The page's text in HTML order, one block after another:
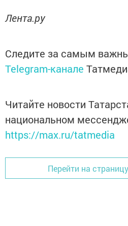
Лента.ру
Следите за самым
Telegram-канале
Читайте новости
национальном
https://max.ru/tatmedia
Перейти на